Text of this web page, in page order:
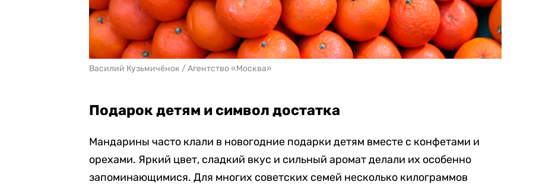
Василий Кузьмичёнок / Агентство «Москва»
Подарок детям и символ достатка
Мандарины часто клали в новогодние подарки детям вместе с конфетами и
орехами. Яркий цвет, сладкий вкус и сильный аромат делали их особенно
запоминающимися. Для многих советских семей несколько килограммов